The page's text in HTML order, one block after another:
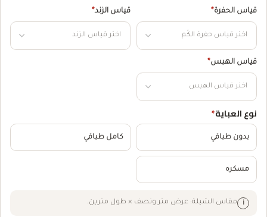
قياس الحفرة* قياس الزند*
قياس الهبس*
نوع العباية*
بدون طباقي كامل طباقي
مسكره
مقاس الشيلة: عرض متر ونصف × طول مترين.